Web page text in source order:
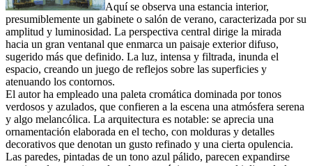
Aquí se observa una estancia interior,
presumiblemente un gabinete o salón de verano, caracterizada por su
amplitud y luminosidad. La perspectiva central dirige la mirada
hacia un gran ventanal que enmarca un paisaje exterior difuso,
sugerido más que definido. La luz, intensa y filtrada, inunda el
espacio, creando un juego de reflejos sobre las superficies y
atenuando los contornos.
El autor ha empleado una paleta cromática dominada por tonos
verdosos y azulados, que confieren a la escena una atmósfera serena
y algo melancólica. La arquitectura es notable: se aprecia una
ornamentación elaborada en el techo, con molduras y detalles
decorativos que denotan un gusto refinado y una cierta opulencia.
Las paredes, pintadas de un tono azul pálido, parecen expandirse